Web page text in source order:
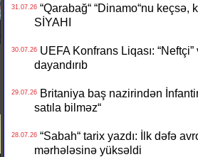
31.07.26“Qarabağ“ “Dinamo“nu keçsə,
SİYAHI
30.07.26UEFA Konfrans Liqası: “Neftçi”
dayandırıb
29.07.26Britaniya baş nazirindən
satıla bilməz“
28.07.26“Sabah“ tarix yazdı: İlk dəfə
mərhələsinə yüksəldi